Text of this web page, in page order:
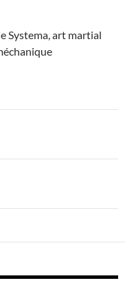
Systema, art martial